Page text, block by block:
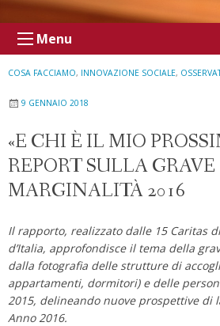
Menu
COSA FACCIAMO, INNOVAZIONE SOCIALE,
9 GENNAIO 2018
«E CHI È IL MIO
REPORT SULLA GRAVE
MARGINALITÀ 2016
Il rapporto, realizzato dalle 15 Caritas
d’Italia, approfondisce il tema della
dalla fotografia delle strutture di
appartamenti, dormitori) e delle
2015, delineando nuove prospettive di
Anno 2016.